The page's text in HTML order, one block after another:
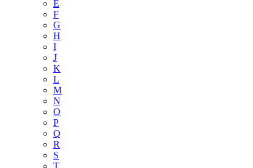
E
F
G
H
I
J
K
L
M
N
O
P
Q
R
S
T